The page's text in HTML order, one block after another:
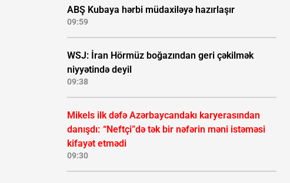
ABŞ Kubaya hərbi müdaxiləyə hazırlaşır
09:59
WSJ: İran Hörmüz boğazından geri çəkilmək
niyyətində deyil
09:38
Mikels ilk dəfə Azərbaycandakı karyerasından
danışdı: “Neftçi”də tək bir nəfərin məni istəməsi
kifayət etmədi
09:30